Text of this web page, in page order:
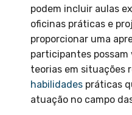
podem incluir aulas
oficinas práticas e
proporcionar uma
participantes possam
teorias em situações
habilidades práticas
atuação no campo